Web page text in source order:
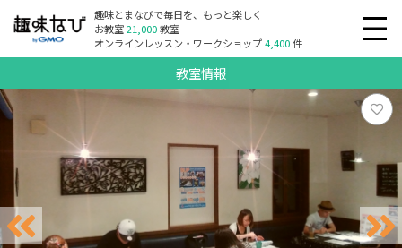
趣味とまなびで毎日を、もっと楽しく
お教室21,000教室
オンラインレッスン・ワークショップ4,400件
教室情報